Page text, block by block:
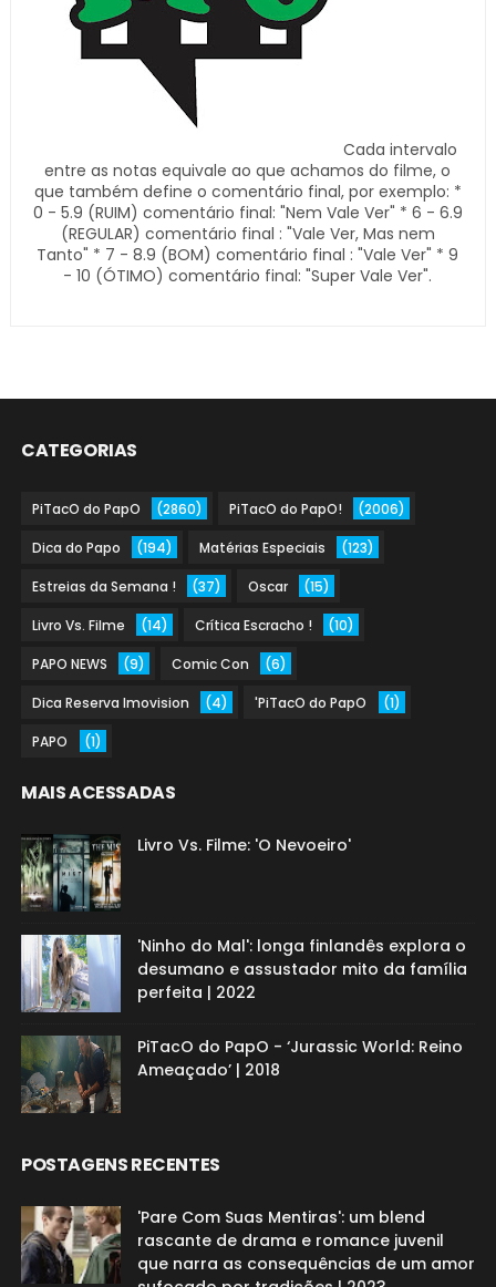
Cada intervalo
entre as notas equivale ao que achamos do filme, o
que também define o comentário final, por exemplo: *
0 - 5.9 (RUIM) comentário final: "Nem Vale Ver" * 6 - 6.9
(REGULAR) comentário final : "Vale Ver, Mas nem
Tanto" * 7 - 8.9 (BOM) comentário final : "Vale Ver" * 9
- 10 (ÓTIMO) comentário final: "Super Vale Ver".
CATEGORIAS
PiTacO do PapO (2860) PiTacO do PapO! (2006)
Dica do Papo (194) Matérias Especiais (123)
Estreias da Semana ! (37) Oscar (15)
Livro Vs. Filme (14) Crítica Escracho ! (10)
PAPO NEWS (9) Comic Con (6)
Dica Reserva Imovision (4) 'PiTacO do PapO (1)
PAPO (1)
MAIS ACESSADAS
Livro Vs. Filme: 'O Nevoeiro'
'Ninho do Mal': longa finlandês explora o
desumano e assustador mito da família
perfeita | 2022
PiTacO do PapO - ‘Jurassic World: Reino
Ameaçado’ | 2018
POSTAGENS RECENTES
'Pare Com Suas Mentiras': um blend
rascante de drama e romance juvenil
que narra as consequências de um amor